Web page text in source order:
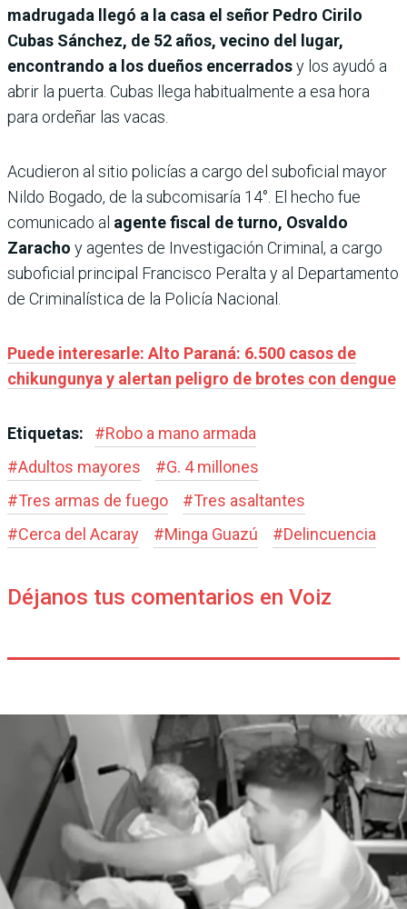
madrugada llegó a la casa el señor Pedro Cirilo
Cubas Sánchez, de 52 años, vecino del lugar,
encontrando a los dueños encerradosy los ayudó a
abrir la puerta. Cubas llega habitualmente a esa hora
para ordeñar las vacas.
Acudieron al sitio policías a cargo del suboficial mayor
Nildo Bogado, de la subcomisaría 14°. El hecho fue
comunicado al agente fiscal de turno, Osvaldo
Zaracho y agentes de Investigación Criminal, a cargo
suboficial principal Francisco Peralta y al Departamento
de Criminalística de la Policía Nacional.
Puede interesarle: Alto Paraná: 6.500 casos de
chikungunya y alertan peligro de brotes con dengue
Etiquetas: #Robo a mano armada
#Adultos mayores #G. 4 millones
#Tres armas de fuego #Tres asaltantes
#Cerca del Acaray #Minga Guazú #Delincuencia
Déjanos tus comentarios en Voiz